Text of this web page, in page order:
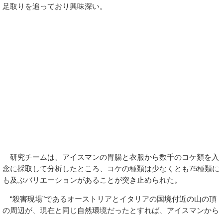
足取りを追っており興味深い。
研究チームは、アイスマンの胃腸と衣服から数千のコケ類を入
念に採取して分析したところ、コケの種類は少なくとも75種類に
も及ぶバリエーションがあることが突き止められた。
“殺害現場”であるオーストリアとイタリアの国境付近の山の頂
の周辺が、現在と同じ自然環境だったとすれば、アイスマンから